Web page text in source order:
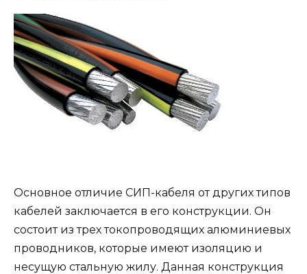
Основное отличие СИП-кабеля от других типов
кабелей заключается в его конструкции. Он
состоит из трех токопроводящих алюминиевых
проводников, которые имеют изоляцию и
несущую стальную жилу. Данная конструкция